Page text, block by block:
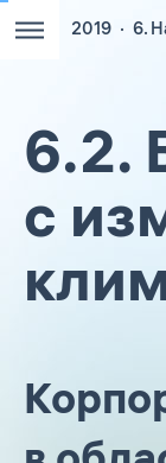
2019 6.
6.2.
с